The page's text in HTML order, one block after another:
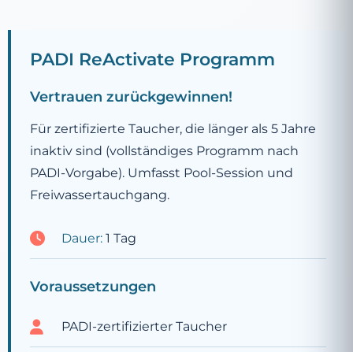
PADI ReActivate Programm
Vertrauen zurückgewinnen!
Für zertifizierte Taucher, die länger als 5 Jahre
inaktiv sind (vollständiges Programm nach
PADI-Vorgabe). Umfasst Pool-Session und
Freiwassertauchgang.
Dauer:1 Tag
Voraussetzungen
PADI-zertifizierter Taucher